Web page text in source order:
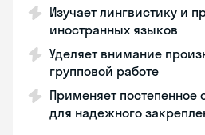
Изучает лингвистику и
иностранных языков
Уделяет внимание
групповой работе
Применяет постепенное
для надежного